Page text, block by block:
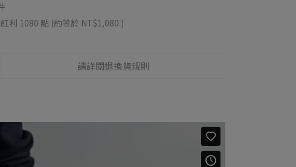
利 1080 點 (約等於 NT$1,080 )
請詳閱退換貨規則